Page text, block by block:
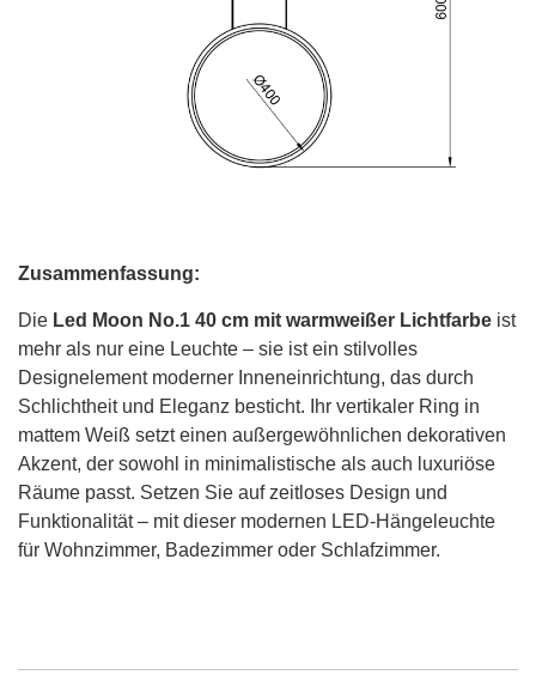
Zusammenfassung:
Die Led Moon No.1 40 cm mit warmweißer Lichtfarbe ist
mehr als nur eine Leuchte – sie ist ein stilvolles
Designelement moderner Inneneinrichtung, das durch
Schlichtheit und Eleganz besticht. Ihr vertikaler Ring in
mattem Weiß setzt einen außergewöhnlichen dekorativen
Akzent, der sowohl in minimalistische als auch luxuriöse
Räume passt. Setzen Sie auf zeitloses Design und
Funktionalität – mit dieser modernen LED-Hängeleuchte
für Wohnzimmer, Badezimmer oder Schlafzimmer.